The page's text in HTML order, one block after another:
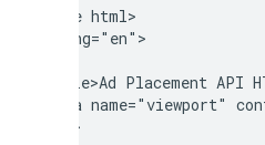
<!doctype html>
<html lang="en">
<title>Ad Placement API
<meta name="viewport"
  </head>